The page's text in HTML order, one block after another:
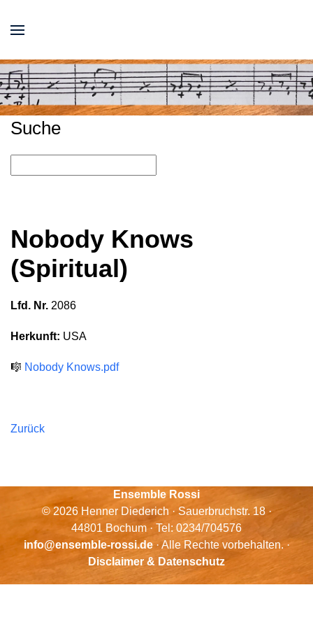
Suche
Nobody Knows
(Spiritual)
Lfd. Nr. 2086
Herkunft: USA
🎼 Nobody Knows.pdf
Zurück
Ensemble Rossi
© 2026 Henner Diederich · Sauerbruchstr. 18 ·
44801 Bochum · Tel: 0234/704576
info@ensemble-rossi.de· Alle Rechte vorbehalten. ·
Disclaimer & Datenschutz